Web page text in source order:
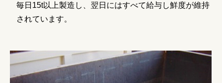
毎日15t以上製造し、翌日にはすべて給与し鮮度が維持
されています。